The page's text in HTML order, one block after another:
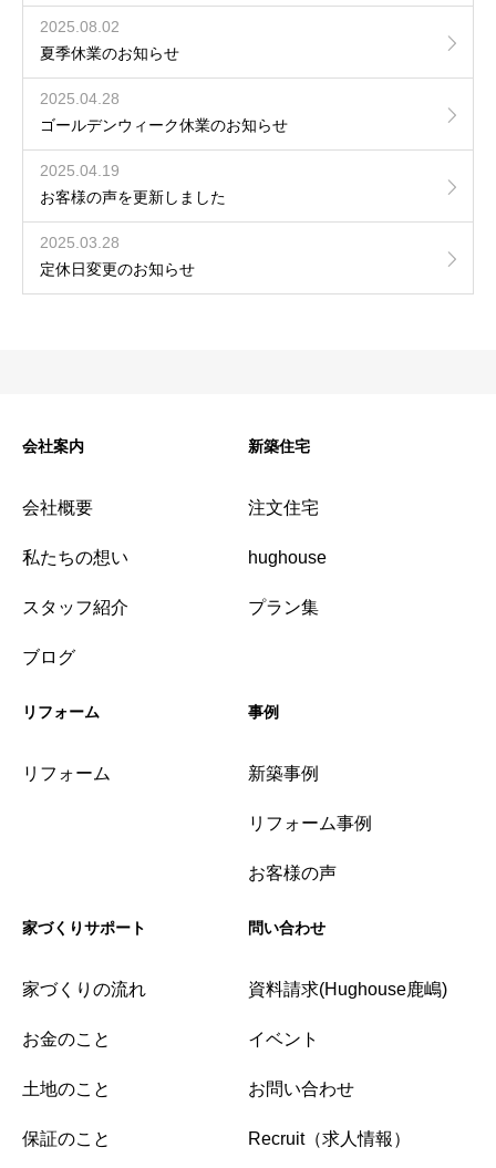
2025.08.02
夏季休業のお知らせ
2025.04.28
ゴールデンウィーク休業のお知らせ
2025.04.19
お客様の声を更新しました
2025.03.28
定休日変更のお知らせ
会社案内
会社概要
私たちの想い
スタッフ紹介
ブログ
新築住宅
注文住宅
hughouse
プラン集
リフォーム
リフォーム
事例
新築事例
リフォーム事例
お客様の声
家づくりサポート
家づくりの流れ
お金のこと
土地のこと
保証のこと
問い合わせ
資料請求(Hughouse鹿嶋)
イベント
お問い合わせ
Recruit（求人情報）